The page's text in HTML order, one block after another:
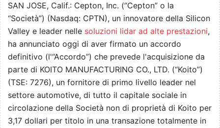
SAN JOSE, Calif.: Cepton, Inc. (“Cepton” o la
“Società”) (Nasdaq: CPTN), un innovatore della Silicon
Valley e leader nelle soluzioni lidar ad alte prestazioni,
ha annunciato oggi di aver firmato un accordo
definitivo (l'“Accordo”) che prevede l'acquisizione da
parte di KOITO MANUFACTURING CO., LTD. (“Koito”)
(TSE: 7276), un fornitore di primo livello leader nel
settore automotive, di tutto il capitale sociale in
circolazione della Società non di proprietà di Koito per
3,17 dollari per titolo in una transazione totalmente in